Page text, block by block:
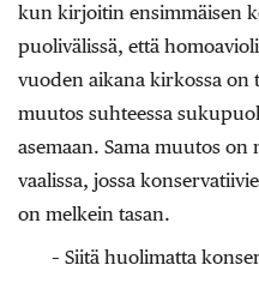
kun kirjoitin ensimmäisen
puolivälissä, että
vuoden aikana kirkossa
muutos suhteessa
asemaan. Sama muutos
vaalissa, jossa
on melkein tasan.
– Siitä huolimatta